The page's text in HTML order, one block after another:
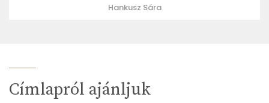
Hankusz Sára
Címlapról ajánljuk